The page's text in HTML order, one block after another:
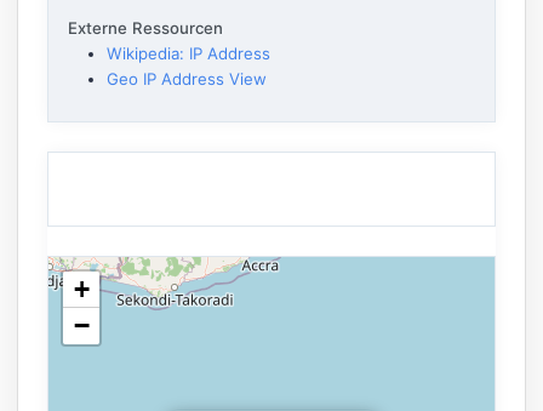
Externe Ressourcen
Wikipedia: IP Address
Geo IP Address View
+
−